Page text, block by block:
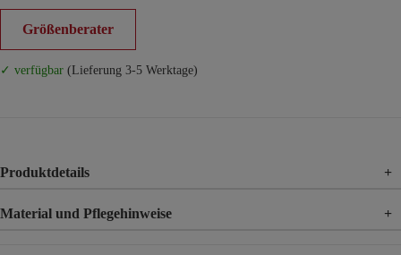
Größenberater
✓ verfügbar (Lieferung 3-5 Werktage)
Produktdetails +
Material und Pflegehinweise +